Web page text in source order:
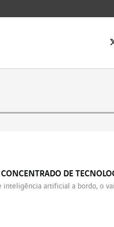
DE
inteligência artificial a bordo, o